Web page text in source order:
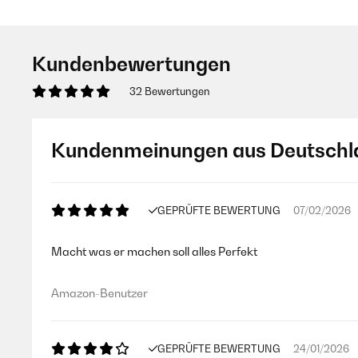
Kundenbewertungen
32 Bewertungen
Kundenmeinungen aus
GEPRÜFTE BEWERTUNG 07/02/2026
Macht was er machen soll alles Perfekt
Amazon-Benutzer
GEPRÜFTE BEWERTUNG 24/01/2026